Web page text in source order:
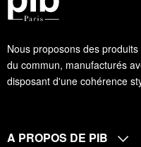
Nous proposons des
du commun, manufacturés
disposant d'une cohérence
A PROPOS DE PIB